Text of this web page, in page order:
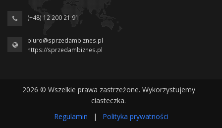
(+48) 12 200 21 91
biuro@sprzedambiznes.pl
https://sprzedambiznes.pl
2026 © Wszelkie prawa zastrzeżone. Wykorzystujemy
ciasteczka.
Regulamin
| Polityka prywatności